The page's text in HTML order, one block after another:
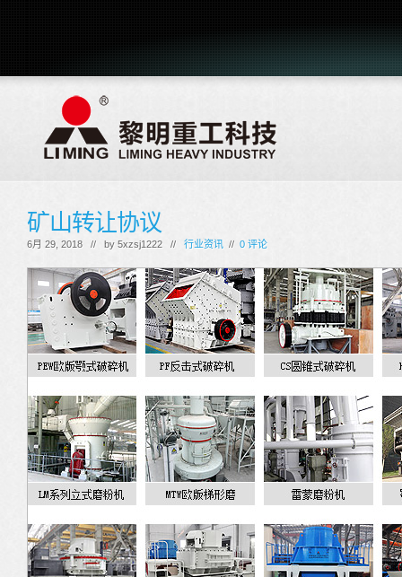
矿山转让协议
6月 29, 2018 // by 5xzsj1222 // 行业资讯 // 0 评论